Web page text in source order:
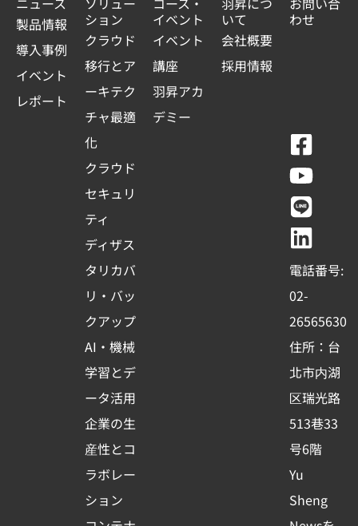
製品情報
導入事例
イベント
レポート
ション
クラウド
移行とア
ーキテク
チャ最適
化
クラウド
セキュリ
ティ
ディザス
タリカバ
リ・バッ
クアップ
AI・機械
学習とデ
ータ活用
企業の生
産性とコ
ラボレー
ション
イベント
イベント
講座
羽昇アカ
デミー
いて
会社概要
採用情報
わせ
F
a
c
e
b
o
o
k
-
s
q
u
a
r
e
Y
o
u
t
u
b
e
L
i
n
e
L
i
n
k
e
d
i
n
電話番号:
02-
26565630
住所：台
北市内湖
区瑞光路
513巷33
号6階
Yu
Sheng